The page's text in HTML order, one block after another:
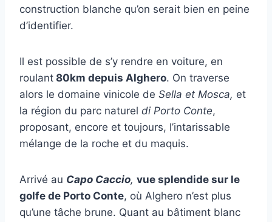
construction blanche qu’on serait bien en peine
d’identifier.
Il est possible de s’y rendre en voiture, en
roulant 80km depuis Alghero. On traverse
alors le domaine vinicole de Sella et Mosca, et
la région du parc naturel di Porto Conte,
proposant, encore et toujours, l’intarissable
mélange de la roche et du maquis.
Arrivé au Capo Caccio, vue splendide sur le
golfe de Porto Conte, où Alghero n’est plus
qu’une tâche brune. Quant au bâtiment blanc